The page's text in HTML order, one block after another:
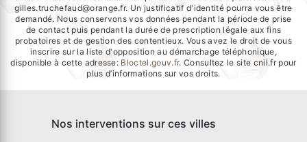
gilles.truchefaud@orange.fr. Un justificatif d'identité pourra vous être
demandé. Nous conservons vos données pendant la période de prise
de contact puis pendant la durée de prescription légale aux fins
probatoires et de gestion des contentieux. Vous avez le droit de vous
inscrire sur la liste d'opposition au démarchage téléphonique,
disponible à cette adresse: Bloctel.gouv.fr. Consultez le site cnil.fr pour
plus d’informations sur vos droits.
Nos interventions sur ces villes